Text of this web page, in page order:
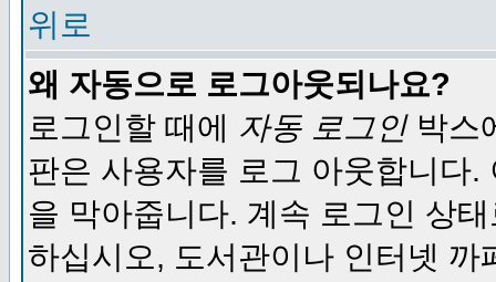
위로
왜 자동으로 로그아웃되나요?
로그인할 때에 자동 로그인박스
판은 사용자를 로그 아웃합니다
을 막아줍니다. 계속 로그인 상
하십시오, 도서관이나 인터넷